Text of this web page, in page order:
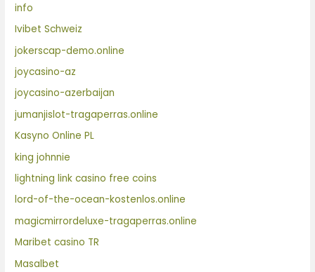
info
Ivibet Schweiz
jokerscap-demo.online
joycasino-az
joycasino-azerbaijan
jumanjislot-tragaperras.online
Kasyno Online PL
king johnnie
lightning link casino free coins
lord-of-the-ocean-kostenlos.online
magicmirrordeluxe-tragaperras.online
Maribet casino TR
Masalbet